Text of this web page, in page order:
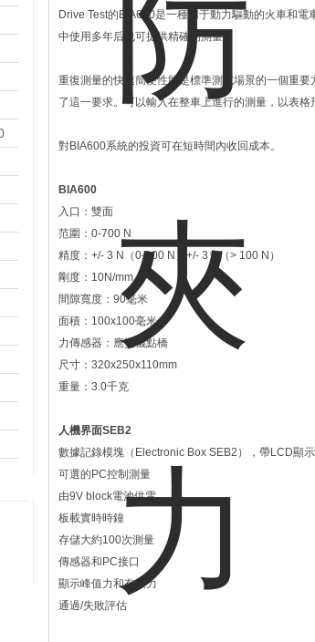
Drive Test的BIA600是一種用于動力驅動的火車和
中使用多年后也可提供精確的測量。
重復測量的快速簡便性能是標準測試場景的一個重
了這一要求。可以輸入在整車上進行的測量，以表格
對BIA600系統的投資可在短時間內收回成本。
BIA600
入口：雙面
范圍：0-700 N
精度：+/- 3 N（0-100 N）+/- 3％（> 100 N）
剛度：10N/mm
間隙寬度：90毫米
面積：100x100毫米
力傳感器：應變儀點橋
尺寸：320x250x110mm
重量：3.0千克
人機界面SEB2
數據記錄模塊（Electronic Box SEB2），帶LCD顯
可選的PC控制測量
由9V block電池供電
板載實時時鐘
存儲大約100次測量
傳感器和PC接口
顯示峰值力和有效力
通過/失敗評估